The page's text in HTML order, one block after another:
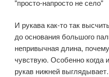
"просто-напросто не село"
И рукава как-то так
до основания большого
непривычная длина,
чувствую. Особенно когда
рукав нижней